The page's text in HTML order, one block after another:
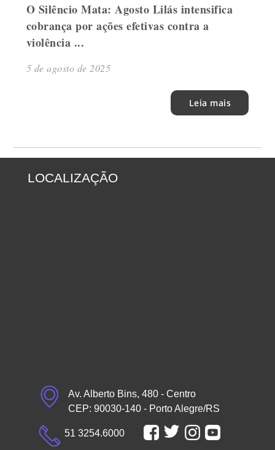
O Silêncio Mata: Agosto Lilás intensifica
cobrança por ações efetivas contra a
violência ...
5 de agosto de 2025
Leia mais
LOCALIZAÇÃO
Av. Alberto Bins, 480 - Centro
CEP: 90030-140 - Porto Alegre/RS
51 3254.6000